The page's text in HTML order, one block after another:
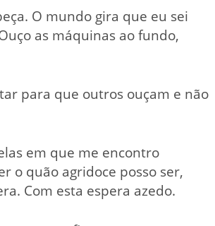
O mundo gira que eu sei
as máquinas ao fundo,
para que outros ouçam e não
em que me encontro
o quão agridoce posso ser,
Com esta espera azedo.